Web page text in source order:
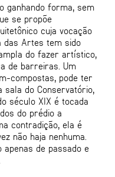
ganhando forma, sem
se propõe
cuja vocação
das Artes tem sido
do fazer artístico,
de barreiras. Um
compostas, pode ter
do Conservatório,
século XIX é tocada
do prédio a
contradição, ela é
não haja nenhuma.
de passado e